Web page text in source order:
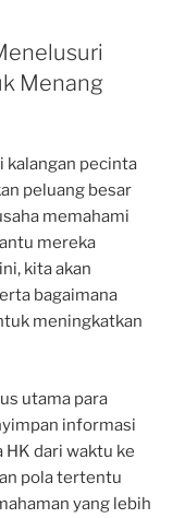
Menang
kalangan pecinta
peluang besar
memahami
mereka
kita akan
bagaimana
meningkatkan
utama para
informasi
HK dari waktu ke
pola tertentu
yang lebih